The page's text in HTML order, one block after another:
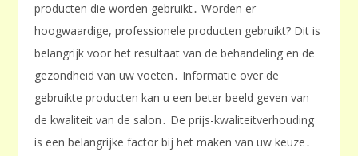
producten die worden gebruikt․ Worden er
hoogwaardige, professionele producten gebruikt? Dit is
belangrijk voor het resultaat van de behandeling en de
gezondheid van uw voeten․ Informatie over de
gebruikte producten kan u een beter beeld geven van
de kwaliteit van de salon․ De prijs-kwaliteitverhouding
is een belangrijke factor bij het maken van uw keuze․